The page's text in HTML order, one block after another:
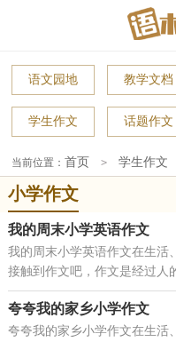
语文园地 教学文档
学生作文 话题作文
当前位置：首页 > 学生作文
小学作文
我的周末小学英语作文
我的周末小学英语作文在生活
接触到作文吧，作文是经过人
达一个主题意义的记叙方法。
夸夸我的家乡小学作文
夸夸我的家乡小学作文在生活